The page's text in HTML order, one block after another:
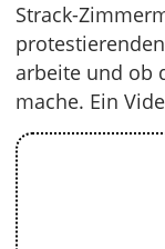
Strack-
arbeite und ob
mache. Ein